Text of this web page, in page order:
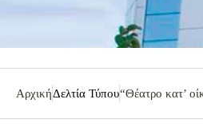
ΑρχικήΔελτία Τύπου“Θέατρο κατ’